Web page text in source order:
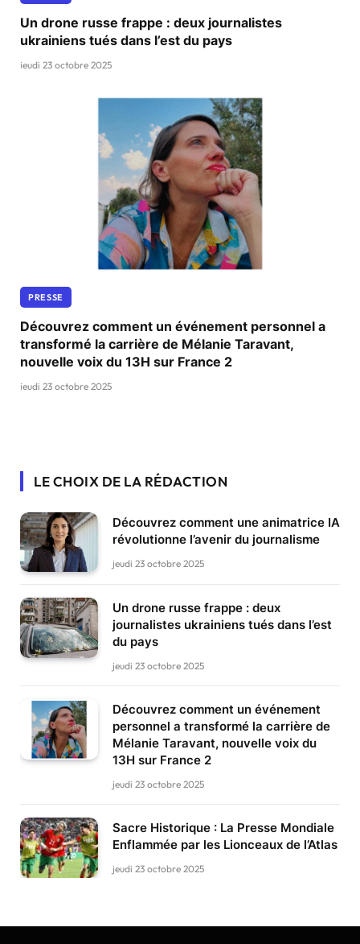
Un drone russe frappe : deux journalistes
ukrainiens tués dans l’est du pays
jeudi 23 octobre 2025
PRESSE
Découvrez comment un événement personnel a
transformé la carrière de Mélanie Taravant,
nouvelle voix du 13H sur France 2
jeudi 23 octobre 2025
LE CHOIX DE LA RÉDACTION
Découvrez comment une animatrice IA
révolutionne l’avenir du journalisme
jeudi 23 octobre 2025
Un drone russe frappe : deux
journalistes ukrainiens tués dans l’est
du pays
jeudi 23 octobre 2025
Découvrez comment un événement
personnel a transformé la carrière de
Mélanie Taravant, nouvelle voix du
13H sur France 2
jeudi 23 octobre 2025
Sacre Historique : La Presse Mondiale
Enflammée par les Lionceaux de l’Atlas
jeudi 23 octobre 2025